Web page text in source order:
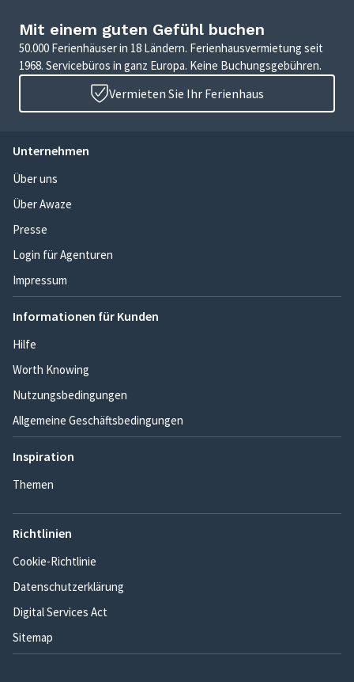
Mit einem guten Gefühl buchen
50.000 Ferienhäuser in 18 Ländern. Ferienhausvermietung seit
1968. Servicebüros in ganz Europa. Keine Buchungsgebühren.
Vermieten Sie Ihr Ferienhaus
Unternehmen
Über uns
Über Awaze
Presse
Login für Agenturen
Impressum
Informationen für Kunden
Hilfe
Worth Knowing
Nutzungsbedingungen
Allgemeine Geschäftsbedingungen
Inspiration
Themen
Richtlinien
Cookie-Richtlinie
Datenschutzerklärung
Digital Services Act
Sitemap